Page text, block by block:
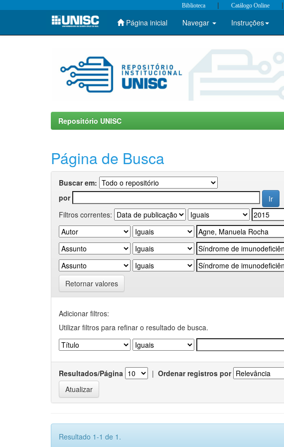
Skip
Biblioteca | Catálogo Online |
Página inicial Navegar Instruções
Repositório UNISC
Página de Busca
Buscar em:
por
Filtros correntes:
Retornar valores
Adicionar filtros:
Utilizar filtros para refinar o resultado de busca.
Resultados/Página | Ordenar registros por
Resultado 1-1 de 1.